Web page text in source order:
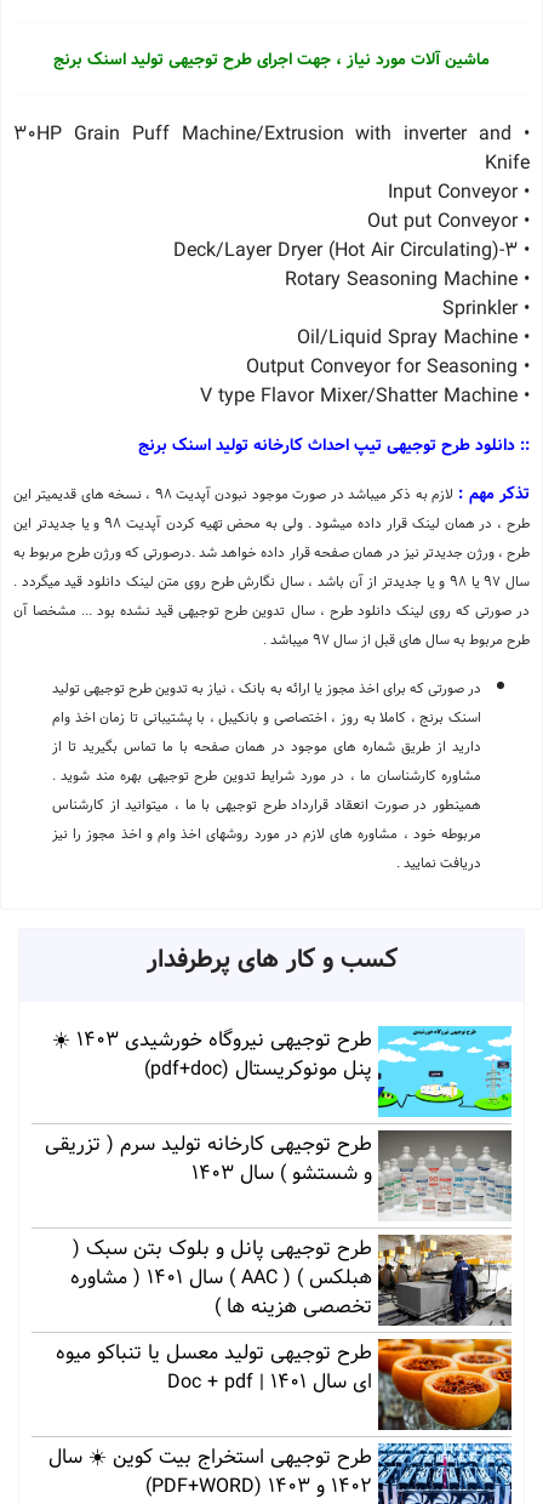
ماشین آلات مورد نیاز ، جهت اجرای طرح توجیهی تولید اسنک برنج
• 30HP Grain Puff Machine/Extrusion with inverter and
Knife
• Input Conveyor
• Out put Conveyor
• 3-Deck/Layer Dryer (Hot Air Circulating)
• Rotary Seasoning Machine
• Sprinkler
• Oil/Liquid Spray Machine
• Output Conveyor for Seasoning
•
:: دانلود طرح توجیهی تیپ احداث کارخانه تولید اسنک برنج
تذکر مهم :
لازم به ذکر میباشد در صورت موجود نبودن آپدیت 98 ، نسخه های قدیمیتر این
طرح ، در همان لینک قرار داده میشود . ولی به محض تهیه کردن آپدیت 98 و یا جدیدتر این
طرح ، ورژن جدیدتر نیز در همان صفحه قرار داده خواهد شد .درصورتی که ورژن طرح مربوط به
سال 97 یا 98 و یا جدیدتر از آن باشد ، سال نگارش طرح روی متن لینک دانلود قید میگردد .
در صورتی که روی لینک دانلود طرح ، سال تدوین طرح توجیهی قید نشده بود ... مشخصا آن
طرح مربوط به سال های قبل از سال 97 میباشد .
در صورتی که برای اخذ مجوز یا ارائه به بانک ، نیاز به تدوین طرح توجیهی تولید
اسنک برنج ، کاملا به روز ، اختصاصی و بانکیبل ، با پشتیبانی تا زمان اخذ وام
دارید از طریق شماره های موجود در همان صفحه با ما تماس بگیرید تا از
مشاوره کارشناسان ما ، در مورد شرایط تدوین طرح توجیهی بهره مند شوید .
همینطور در صورت انعقاد قرارداد طرح توجیهی با ما ، میتوانید از کارشناس
مربوطه خود ، مشاوره های لازم در مورد روشهای اخذ وام و اخذ مجوز را نیز
دریافت نمایید .
کسب و کار های پرطرفدار
طرح توجیهی نیروگاه خورشیدی 1403 ☀️
پنل مونوکریستال (pdf+doc)
طرح توجیهی کارخانه تولید سرم ( تزریقی
و شستشو ) سال 1403
طرح توجیهی پانل و بلوک بتن سبک (
هبلکس ) ( AAC ) سال 1401 ( مشاوره
تخصصی هزینه ها )
طرح توجیهی تولید معسل یا تنباکو میوه
ای سال 1401 | Doc + pdf
طرح توجیهی استخراج بیت کوین ☀️ سال
1402 و 1403 (PDF+WORD)